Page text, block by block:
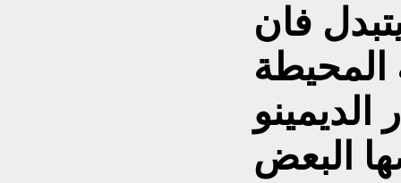
فان
المحيطة